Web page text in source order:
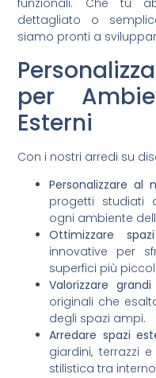
funzionali. Che tu
dettagliato o
siamo pronti a
per
Esterni
Con i nostri arredi su
Personalizzare al
progetti studiati
ogni ambiente
Ottimizzare
innovative per
superfici più
Valorizzare
originali che
degli spazi ampi.
Arredare spazi
giardini, terrazzi
stilistica tra